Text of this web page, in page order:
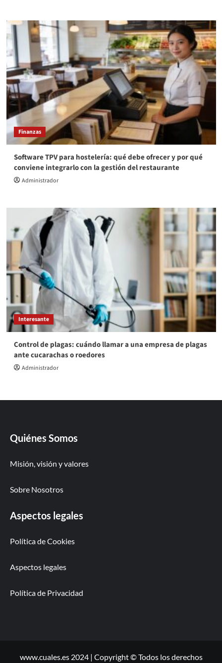
Finanzas
Software TPV para hostelería: qué debe ofrecer y por qué
conviene integrarlo con la gestión del restaurante
Administrador
Interesante
Control de plagas: cuándo llamar a una empresa de plagas
ante cucarachas o roedores
Administrador
Quiénes Somos
Misión, visión y valores
Sobre Nosotros
Aspectos legales
Política de Cookies
Aspectos legales
Política de Privacidad
www.cuales.es 2024 | Copyright © Todos los derechos